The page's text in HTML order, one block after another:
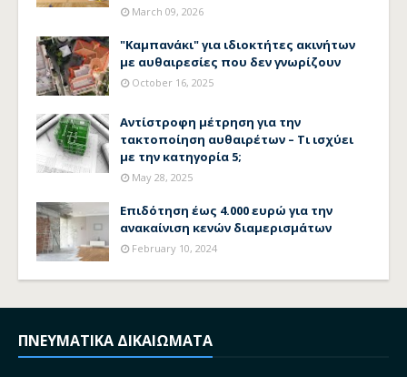
March 09, 2026
"Καμπανάκι" για ιδιοκτήτες ακινήτων
με αυθαιρεσίες που δεν γνωρίζουν
October 16, 2025
Αντίστροφη μέτρηση για την
τακτοποίηση αυθαιρέτων – Τι ισχύει
με την κατηγορία 5;
May 28, 2025
Επιδότηση έως 4.000 ευρώ για την
ανακαίνιση κενών διαμερισμάτων
February 10, 2024
ΠΝΕΥΜΑΤΙΚΑ ΔΙΚΑΙΩΜΑΤΑ